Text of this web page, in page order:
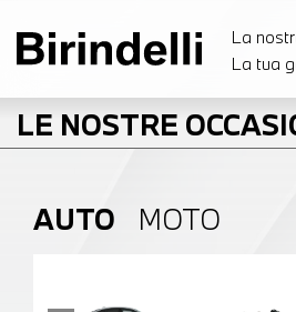
La
La tua
LE NOSTRE
AUTO MOTO